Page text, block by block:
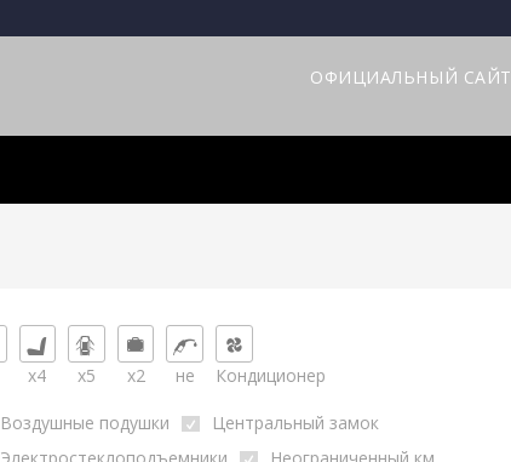
ОФИЦИАЛЬНЫЙ САЙТ
x4 x5 x2 не Кондиционер
Воздушные подушки
Центральный замок
Электростеклоподъемники
Неограниченный км